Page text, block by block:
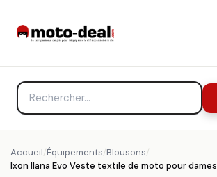
Accueil/Équipements/Blousons/
Ixon Ilana Evo Veste textile de moto pour dames